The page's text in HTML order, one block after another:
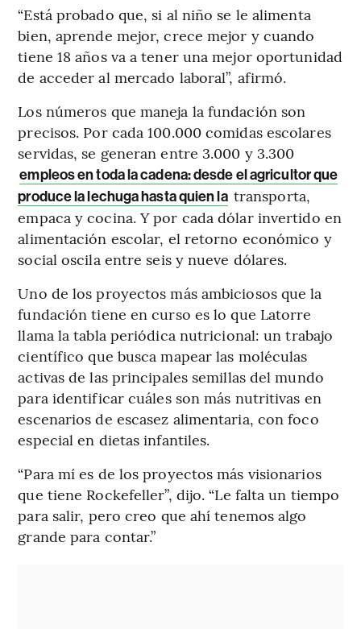
“Está probado que, si al niño se le alimenta
bien, aprende mejor, crece mejor y cuando
tiene 18 años va a tener una mejor oportunidad
de acceder al mercado laboral”, afirmó.
Los números que maneja la fundación son
precisos. Por cada 100.000 comidas escolares
servidas, se generan entre 3.000 y 3.300
empleos en toda la cadena: desde el agricultor que
produce la lechuga hasta quien la transporta,
empaca y cocina. Y por cada dólar invertido en
alimentación escolar, el retorno económico y
social oscila entre seis y nueve dólares.
Uno de los proyectos más ambiciosos que la
fundación tiene en curso es lo que Latorre
llama la tabla periódica nutricional: un trabajo
científico que busca mapear las moléculas
activas de las principales semillas del mundo
para identificar cuáles son más nutritivas en
escenarios de escasez alimentaria, con foco
especial en dietas infantiles.
“Para mí es de los proyectos más visionarios
que tiene Rockefeller”, dijo. “Le falta un tiempo
para salir, pero creo que ahí tenemos algo
grande para contar.”